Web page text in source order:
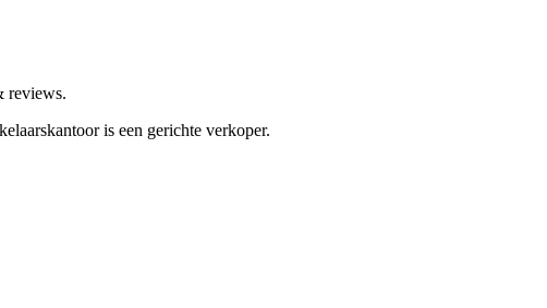
reviews.
is een gerichte verkoper.